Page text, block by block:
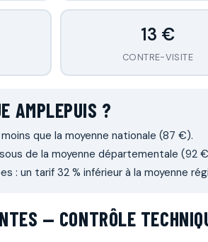
13 €
CONTRE-VISITE
AMPLEPUIS ?
que la moyenne nationale (87 €).
de la moyenne départementale (92
: un tarif 32 % inférieur à la moyenne
— CONTRÔLE